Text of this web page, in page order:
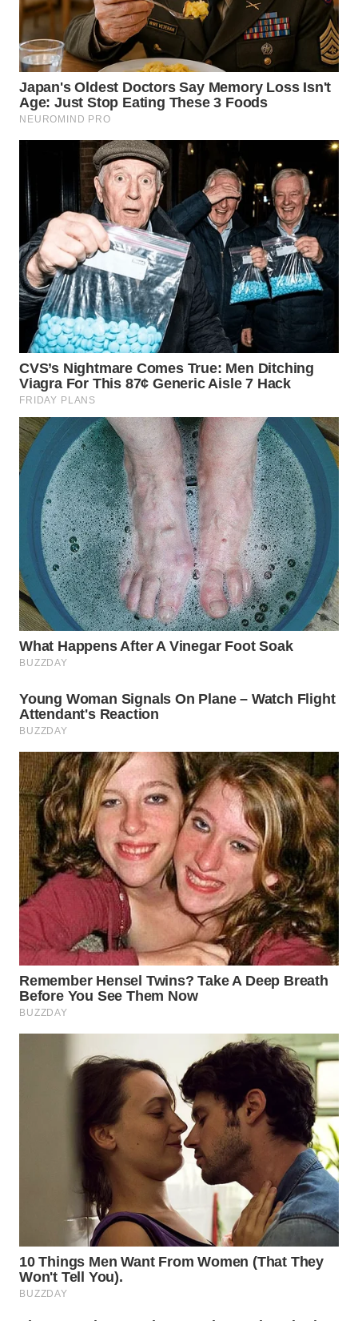
WN
LANGKAT
WN
TAPANULI
SELATAN
WN
WN
KARO
WN
SIMALUNGUN
WN
LABUHANBATU
WN
TAPANULI
TENGAH
WN DELI
SERDANG
WN
TEBING
TINGGI
WN
PAKPAK
WN
WN
WN
BOGOR
WN
DEPOK
WN
TAPANULI
UTARA
WN
SAMOSIR
LAWAS
KEPULAUAN
SERIBU